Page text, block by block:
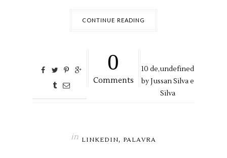
CONTINUE READING
0
Comments
10de,undefined
byJussan Silva e
Silva
in LINKEDIN, PALAVRA